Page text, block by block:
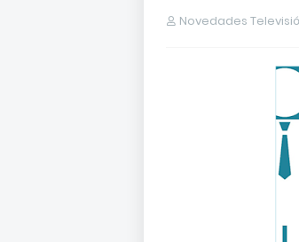
Novedades